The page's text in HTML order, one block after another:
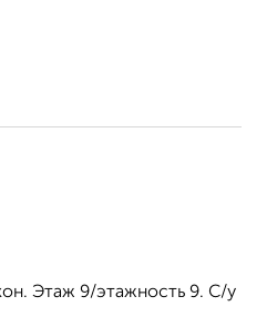
Этаж 9/этажность 9. С/у